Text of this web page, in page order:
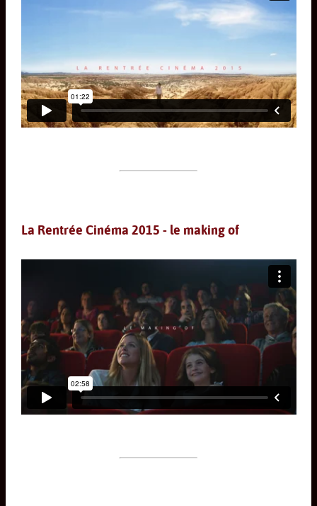
La Rentrée Cinéma 2015 - le making of